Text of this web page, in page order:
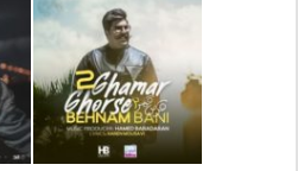
دانلود آهنگ جدید مهدی
یراحی بنام اسرار